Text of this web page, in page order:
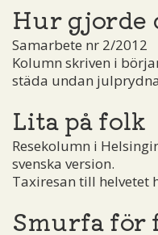
Hur
Samarbete nr 2/2012
Kolumn skriven i
städa undan
Lita på folk
Resekolumn i
svenska version.
Taxiresan till helvetet
Smurfa för